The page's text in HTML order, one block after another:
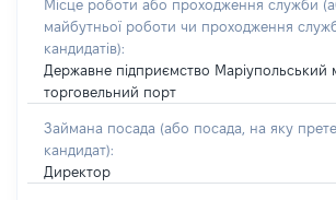
Місце роботи або проходження служби
майбутньої роботи чи проходження
кандидатів):
Державне підприємство Маріупольський
торговельний порт
Займана посада (або посада, на яку
кандидат):
Директор